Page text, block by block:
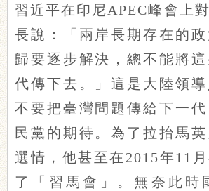
習近平在印尼APEC峰會上
長說：「兩岸長期存在的
歸要逐步解決，總不能將
代傳下去。」這是大陸領
不要把臺灣問題傳給下一
民黨的期待。為了拉抬馬
選情，他甚至在2015年11
了「習馬會」。無奈此時